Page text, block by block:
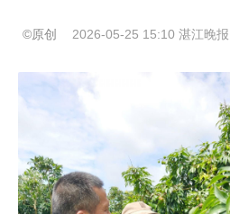
©原创 2026-05-25 15:10 湛江晚报